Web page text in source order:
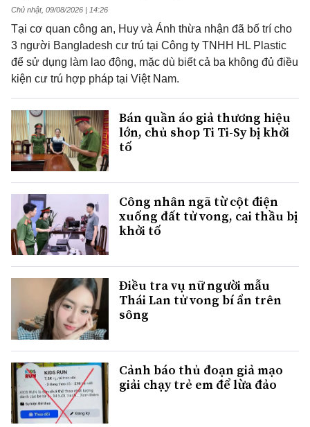
Chủ nhật, 09/08/2026 | 14:26
Tại cơ quan công an, Huy và Ánh thừa nhận đã bố trí cho
3 người Bangladesh cư trú tại Công ty TNHH HL Plastic
để sử dụng làm lao động, mặc dù biết cả ba không đủ điều
kiện cư trú hợp pháp tại Việt Nam.
Bán quần áo giả thương hiệu
lớn, chủ shop Ti Ti-Sy bị khởi
tố
Công nhân ngã từ cột điện
xuống đất tử vong, cai thầu bị
khởi tố
Điều tra vụ nữ người mẫu
Thái Lan tử vong bí ẩn trên
sông
Cảnh báo thủ đoạn giả mạo
giải chạy trẻ em để lừa đảo